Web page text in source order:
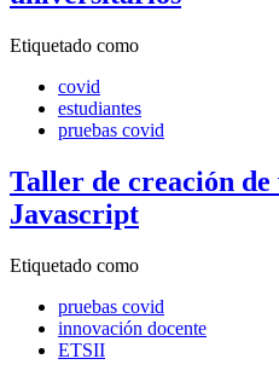
Etiquetado como
covid
estudiantes
pruebas covid
Taller de creación de
Javascript
Etiquetado como
pruebas covid
innovación docente
ETSII